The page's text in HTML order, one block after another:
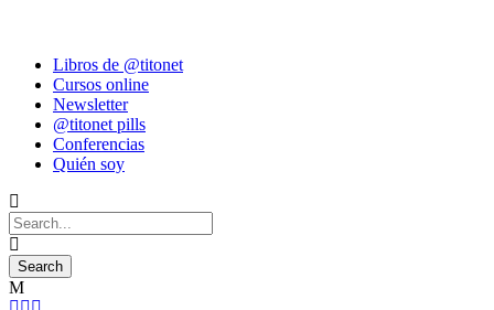
Libros de @titonet
Cursos online
Newsletter
@titonet pills
Conferencias
Quién soy